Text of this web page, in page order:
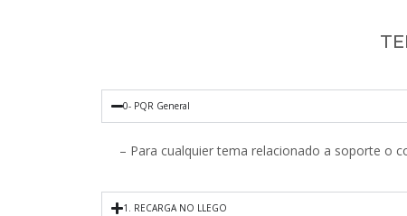
0- PQR General
– Para cualquier tema relacionado a soporte o
1. RECARGA NO LLEGO